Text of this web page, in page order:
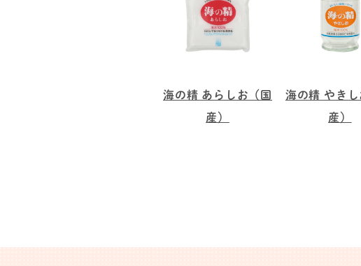
海の精 あらしお（国
産）
海の精 やきし
産）